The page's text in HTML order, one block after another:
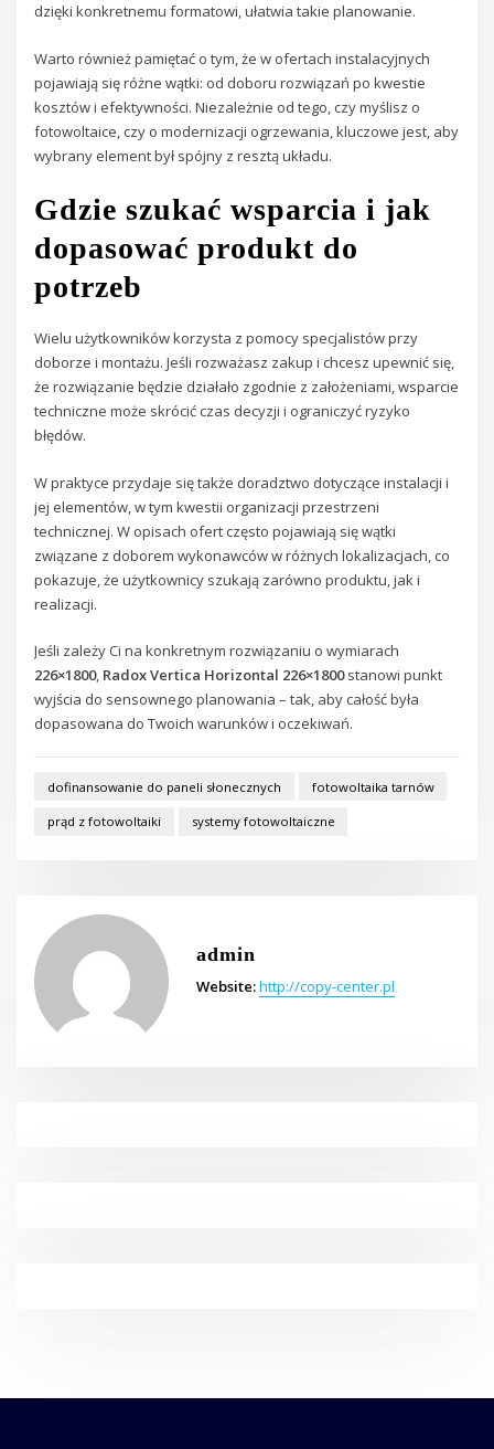
dzięki konkretnemu formatowi, ułatwia takie planowanie.
Warto również pamiętać o tym, że w ofertach instalacyjnych
pojawiają się różne wątki: od doboru rozwiązań po kwestie
kosztów i efektywności. Niezależnie od tego, czy myślisz o
fotowoltaice, czy o modernizacji ogrzewania, kluczowe jest, aby
wybrany element był spójny z resztą układu.
Gdzie szukać wsparcia i jak
dopasować produkt do
potrzeb
Wielu użytkowników korzysta z pomocy specjalistów przy
doborze i montażu. Jeśli rozważasz zakup i chcesz upewnić się,
że rozwiązanie będzie działało zgodnie z założeniami, wsparcie
techniczne może skrócić czas decyzji i ograniczyć ryzyko
błędów.
W praktyce przydaje się także doradztwo dotyczące instalacji i
jej elementów, w tym kwestii organizacji przestrzeni
technicznej. W opisach ofert często pojawiają się wątki
związane z doborem wykonawców w różnych lokalizacjach, co
pokazuje, że użytkownicy szukają zarówno produktu, jak i
realizacji.
Jeśli zależy Ci na konkretnym rozwiązaniu o wymiarach
226×1800, Radox Vertica Horizontal 226×1800stanowi punkt
wyjścia do sensownego planowania – tak, aby całość była
dopasowana do Twoich warunków i oczekiwań.
dofinansowanie do paneli słonecznych fotowoltaika tarnów
prąd z fotowoltaiki systemy fotowoltaiczne
admin
Website:http://copy-center.pl